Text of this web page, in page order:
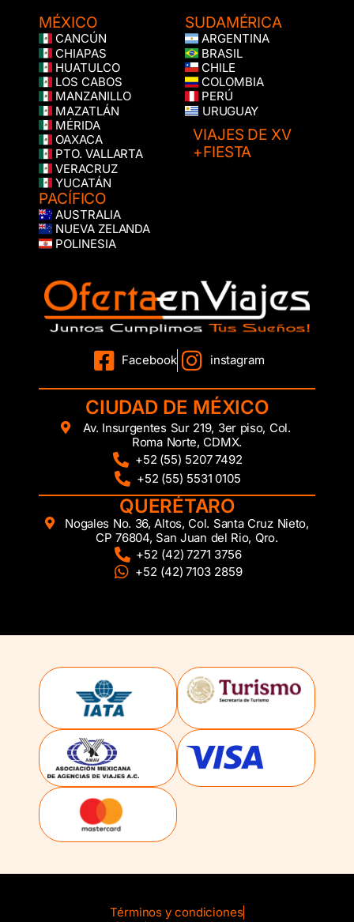
MÉXICO
CANCÚN
CHIAPAS
HUATULCO
LOS CABOS
MANZANILLO
MAZATLÁN
MÉRIDA
OAXACA
PTO. VALLARTA
VERACRUZ
YUCATÁN
PACÍFICO
AUSTRALIA
NUEVA ZELANDA
POLINESIA
SUDAMÉRICA
ARGENTINA
BRASIL
CHILE
COLOMBIA
PERÚ
URUGUAY
VIAJES DE XV
+FIESTA
Facebook instagram
CIUDAD DE MÉXICO
Av. Insurgentes Sur 219, 3er piso, Col.
Roma Norte, CDMX.
+52 (55) 5207 7492
+52 (55) 5531 0105
QUERÉTARO
Nogales No. 36, Altos, Col. Santa Cruz Nieto,
CP 76804, San Juan del Rio, Qro.
+52 (42) 7271 3756
+52 (42) 7103 2859
Términos y condiciones